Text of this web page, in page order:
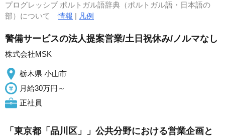
プログレッシブ ポルトガル語辞典（ポルトガル語・日本語の
部）について情報 | 凡例
警備サービスの法人提案営業/土日祝休み/ノルマなし
株式会社MSK
栃木県 小山市
月給30万円～
正社員
「東京都「品川区」」公共分野における営業企画と